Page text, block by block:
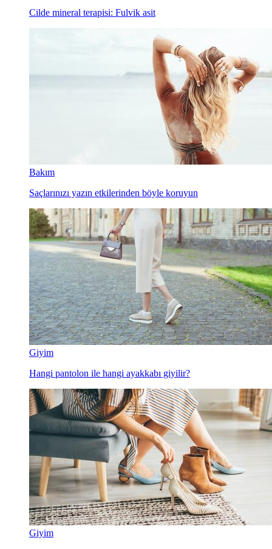
Cilde mineral terapisi: Fulvik asit
Bakım
Saçlarınızı yazın etkilerinden böyle koruyun
Giyim
Hangi pantolon ile hangi ayakkabı giyilir?
Giyim